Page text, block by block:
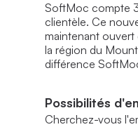
SoftMoc compte
clientèle. Ce
maintenant ouvert
la région du
différence
Possibilités
Cherchez-vous